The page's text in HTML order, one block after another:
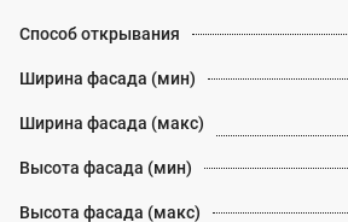
Способ открывания
Ширина фасада (мин)
Ширина фасада (макс)
Высота фасада (мин)
Высота фасада (макс)